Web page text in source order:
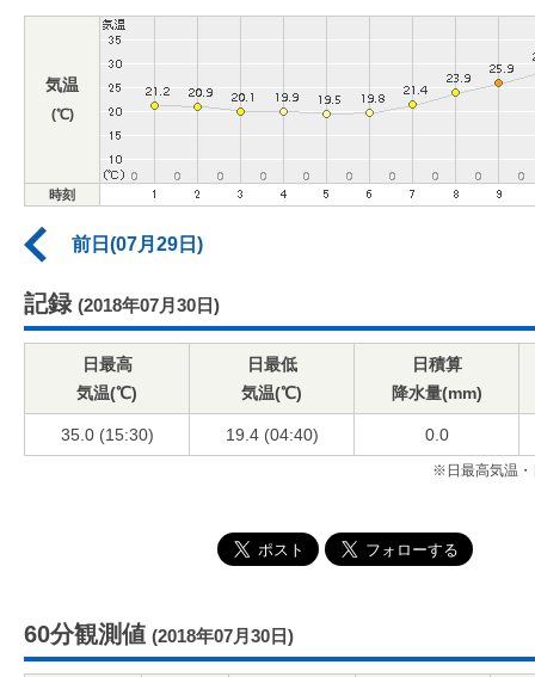
気温
(℃)
時刻
前日(07月29日)
記録 (2018年07月30日)
日最高
気温(℃)
日最低
気温(℃)
日積算
降水量(mm)
35.0 (15:30) 19.4 (04:40) 0.0
※日最高気温・
60分観測値 (2018年07月30日)